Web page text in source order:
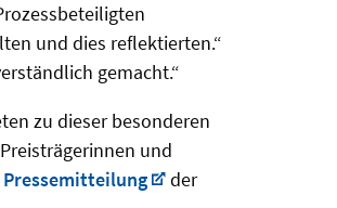
und dies reflektierten.“
gemacht.“
zu dieser besonderen
und
Pressemitteilung
der